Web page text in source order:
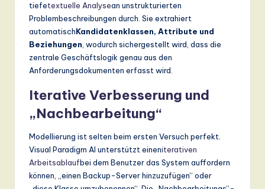
tiefetextuelle Analysean unstrukturierten
Problembeschreibungen durch. Sie extrahiert
automatischKandidatenklassen, Attribute und
Beziehungen , wodurch sichergestellt wird, dass die
zentrale Geschäftslogik genau aus den
Anforderungsdokumenten erfasst wird.
Iterative Verbesserung und
„Nachbearbeitung“
Modellierung ist selten beim ersten Versuch perfekt.
Visual Paradigm AI unterstützt eineniterativen
Arbeitsablaufbei dem Benutzer das System auffordern
können, „einen Backup-Server hinzuzufügen“ oder